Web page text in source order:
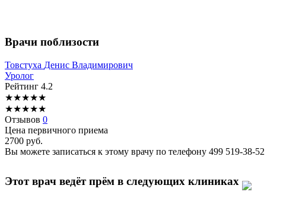
Врачи поблизости
Товстуха Денис Владимирович
Уролог
Рейтинг 4.2
★★★★★
★★★★★
Отзывов 0
Цена первичного приема
2700 руб.
Вы можете записаться к этому врачу по телефону 499 519-38-52
Этот врач ведёт прём в следующих клиниках